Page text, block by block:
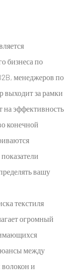
бизнеса по
менеджеров по
выходит за рамки
эффективность
конечной
вашу
текстиля
огромный
между
и